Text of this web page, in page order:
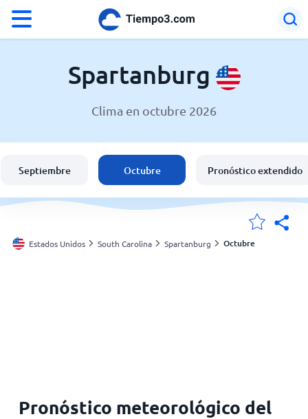
El clima en Spartanburg
España
Argentina
Spartanburg
Clima en octubre 2026
Septiembre Octubre Pronóstico extendido
Estados Unidos South Carolina Spartanburg Octubre
Pronóstico meteorológico del